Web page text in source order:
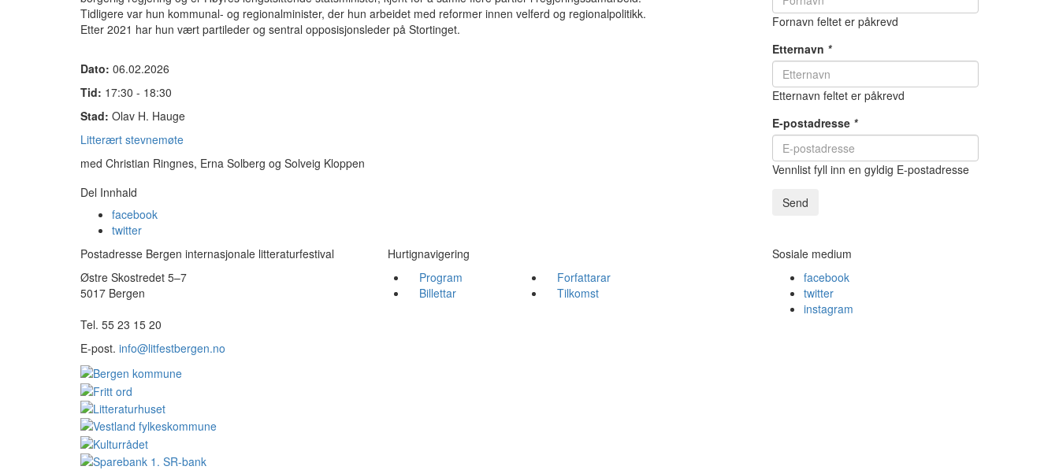
Tidligere var hun kommunal- og regionalminister, der hun arbeidet med reformer innen velferd og regionalpolitikk.
Etter 2021 har hun vært partileder og sentral opposisjonsleder på Stortinget.
Dato: 06.02.2026
Tid: 17:30 - 18:30
Stad: Olav H. Hauge
Litterært stevnemøte
med Christian Ringnes, Erna Solberg og Solveig Kloppen
Del Innhald
facebook
twitter
Fornavn feltet er påkrevd
Etternavn *
Etternavn feltet er påkrevd
E-postadresse *
Vennlist fyll inn en gyldig E-postadresse
Send
Postadresse Bergen internasjonale litteraturfestival
Østre Skostredet 5–7
5017 Bergen
Tel. 55 23 15 20
E-post. info@litfestbergen.no
Hurtignavigering
Program
Forfattarar
Billettar
Tilkomst
Sosiale medium
facebook
twitter
instagram